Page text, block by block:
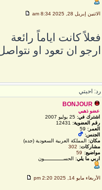
الاثنين إبريل 28, 2025 8:34 am
كانت اياماً رائعة
ان تعود او
احبتي
BONJOUR
عضو ذهبي
اشترك في:25 يوليو 2007
رقم العضوية:12431
العمر: 59
الجنس:
مكان:المملكة العربية السعودية (جده)
مشاركات:
302
مواضيع:
59
اربي ما يلي:الحســـــــــــــون
الأربعاء مايو 14, 2025 2:20 pm